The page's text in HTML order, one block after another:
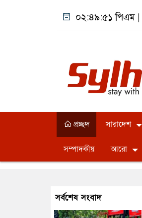
০২:৪৯:৫১ পিএম |
প্রচ্ছদ সারাদেশ
সম্পাদকীয় আরো
সর্বশেষ সংবাদ